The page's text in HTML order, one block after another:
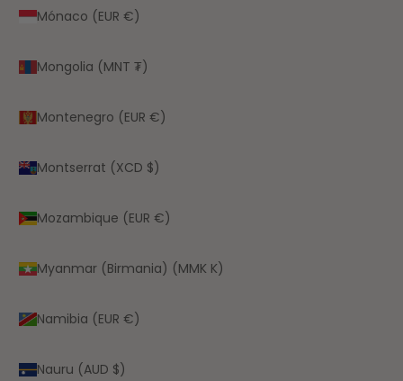
Mónaco (EUR €)
Mongolia (MNT ₮)
Montenegro (EUR €)
Montserrat (XCD $)
Mozambique (EUR €)
Myanmar (Birmania) (MMK K)
Namibia (EUR €)
Nauru (AUD $)